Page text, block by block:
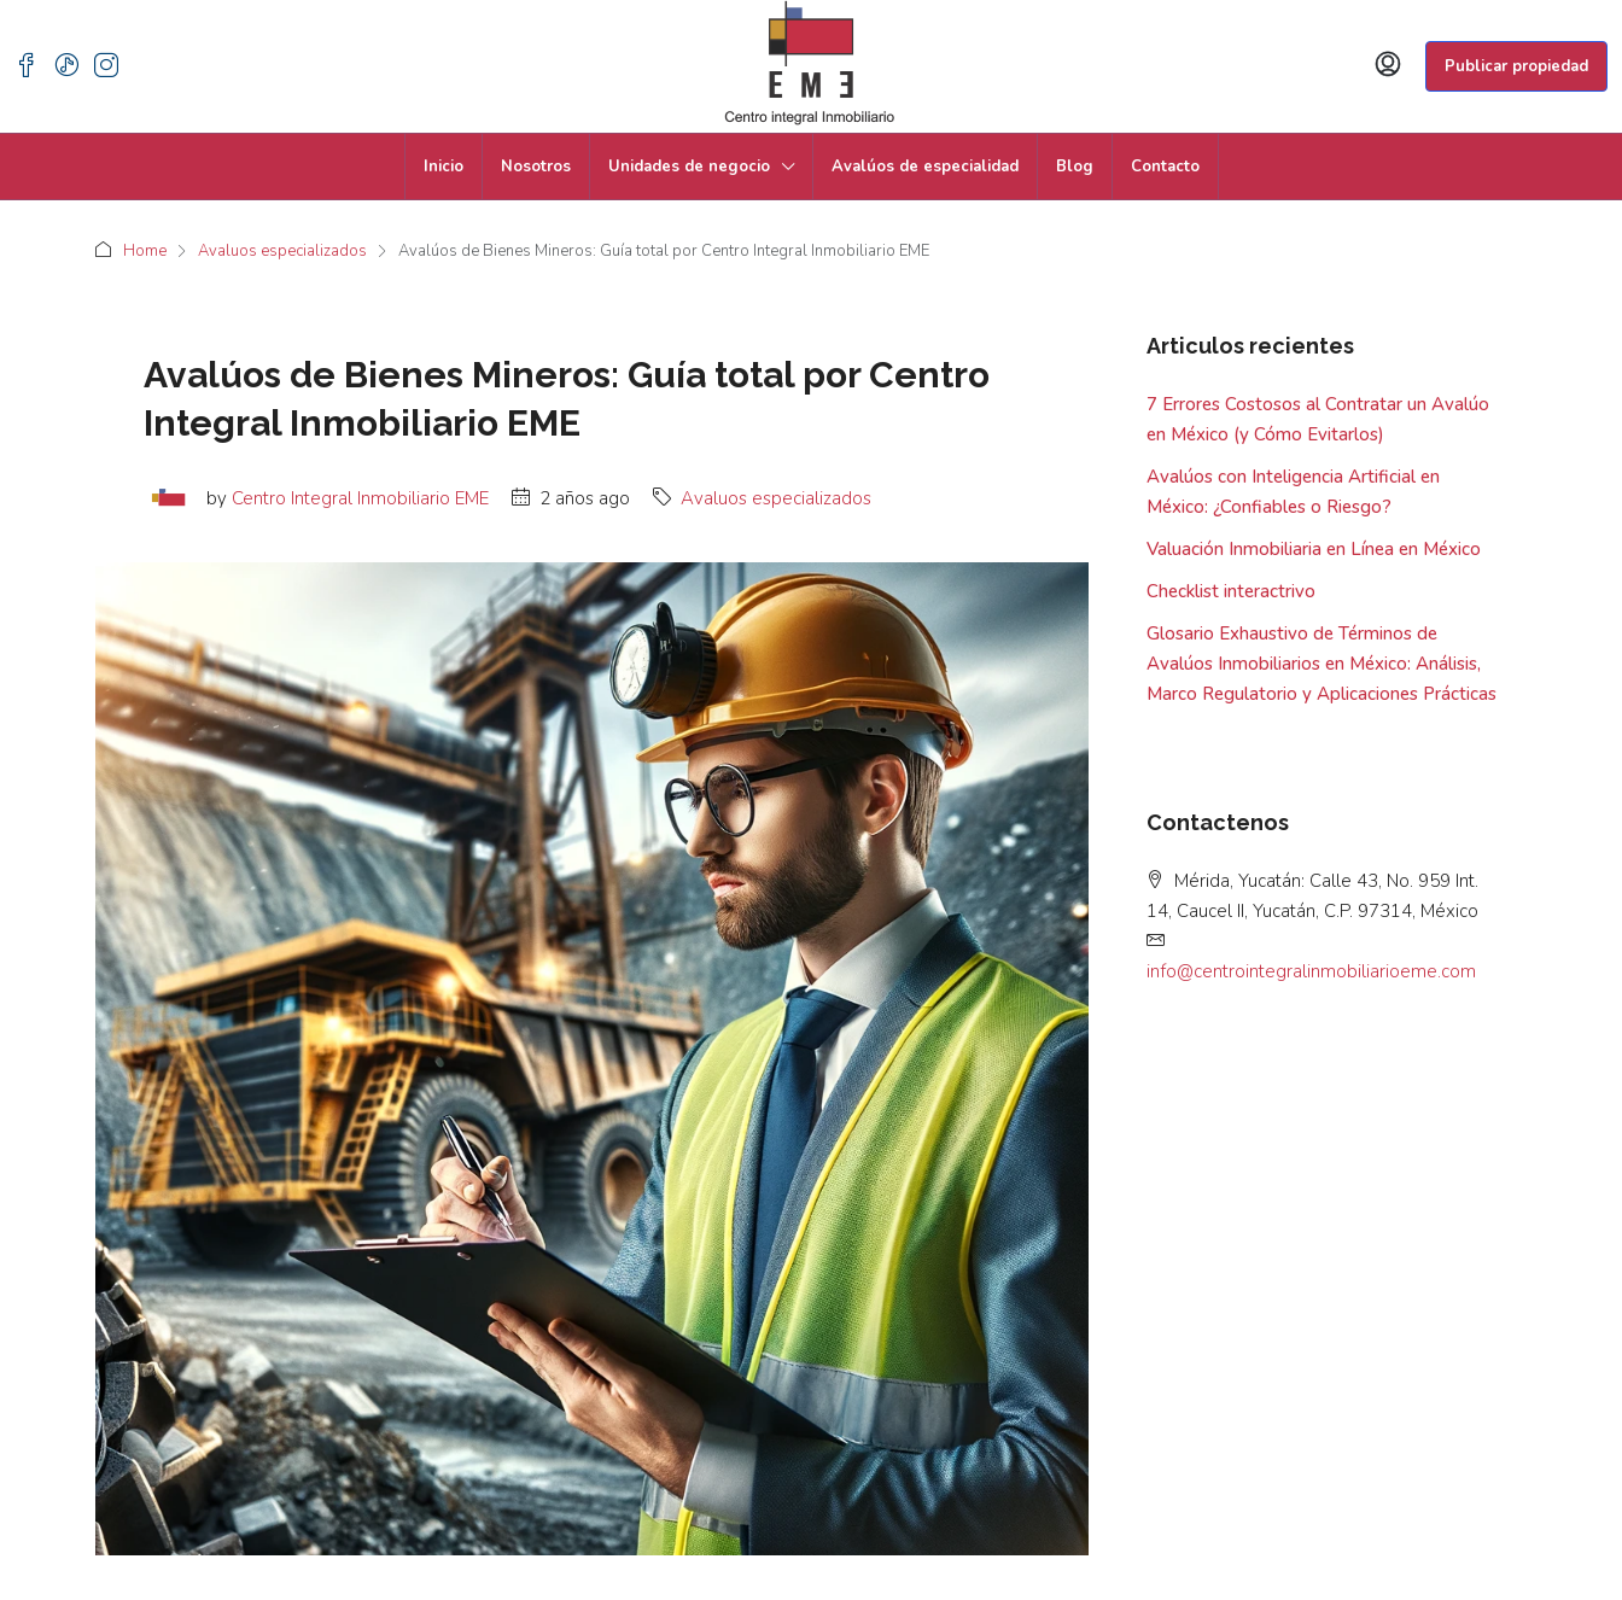
Publicar propiedad
Inicio Nosotros Unidades de negocio Avalúos de especialidad Blog Contacto
Home Avaluos especializados Avalúos de Bienes Mineros: Guía total por Centro Integral Inmobiliario EME
Avalúos de Bienes Mineros: Guía total por Centro
Integral Inmobiliario EME
by Centro Integral Inmobiliario EME 2 años ago Avaluos especializados
Articulos recientes
7 Errores Costosos al Contratar un Avalúo
en México (y Cómo Evitarlos)
Avalúos con Inteligencia Artificial en
México: ¿Confiables o Riesgo?
Valuación Inmobiliaria en Línea en México
Checklist interactrivo
Glosario Exhaustivo de Términos de
Avalúos Inmobiliarios en México: Análisis,
Marco Regulatorio y Aplicaciones Prácticas
Contactenos
Mérida, Yucatán: Calle 43, No. 959 Int.
14, Caucel II, Yucatán, C.P. 97314, México
info@centrointegralinmobiliarioeme.com